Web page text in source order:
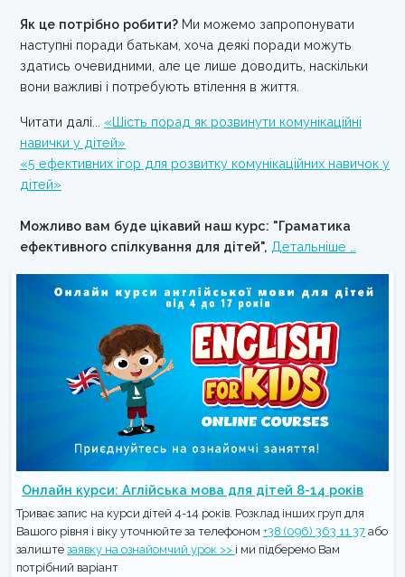
Як це потрібно робити? Ми можемо запропонувати
наступні поради батькам, хоча деякі поради можуть
здатись очевидними, але це лише доводить, наскільки
вони важливі і потребують втілення в життя.
Читати далі... «Шість порад як розвинути комунікаційні
навички у дітей»
«5 ефективних ігор для розвитку комунікаційних навичок у
дітей»
Можливо вам буде цікавий наш курс: "Граматика
ефективного спілкування для дітей", Детальніше …
Онлайн курси: Аглійська мова для дітей 8-14 років
Триває запис на курси дітей 4-14 років. Розклад інших груп для
Вашого рівня і віку уточнюйте за телефоном +38 (096) 363 11 37 або
залиште заявку на ознайомчий урок >> і ми підберемо Вам
потрібний варіант